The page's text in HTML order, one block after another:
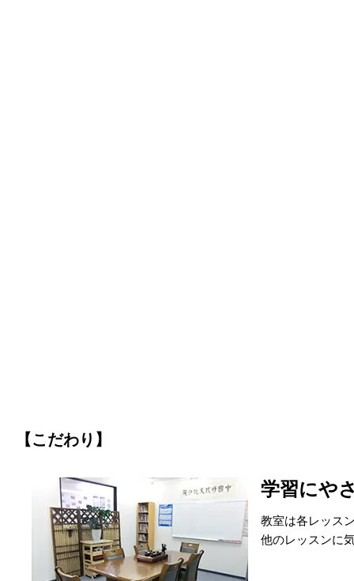
【こだわり】
学習にや
教室は各レッス
他のレッスンに